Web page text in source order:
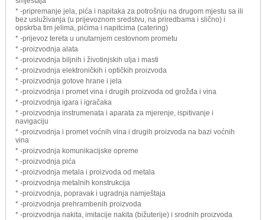
* -pripremanje jela, pića i napitaka za potrošnju na drugom mjestu sa ili
bez usluživanja (u prijevoznom sredstvu, na priredbama i slično) i
opskrba tim jelima, pićima i napitcima (catering)
* -prijevoz tereta u unutarnjem cestovnom prometu
* -proizvodnja alata
* -proizvodnja biljnih i životinjskih ulja i masti
* -proizvodnja elektroničkih i optičkih proizvoda
* -proizvodnja gotove hrane i jela
* -proizvodnja i promet vina i drugih proizvoda od grožđa i vina
* -proizvodnja igara i igračaka
* -proizvodnja instrumenata i aparata za mjerenje, ispitivanje i
navigaciju
* -proizvodnja i promet voćnih vina i drugih proizvoda na bazi voćnih
vina
* -proizvodnja komunikacijske opreme
* -proizvodnja pića
* -proizvodnja metala i proizvoda od metala
* -proizvodnja metalnih konstrukcija
* -proizvodnja, popravak i ugradnja namještaja
* -proizvodnja prehrambenih proizvoda
* -proizvodnja nakita, imitacije nakita (bižuterije) i srodnih proizvoda